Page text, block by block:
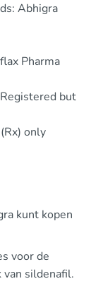
Abhigra
Pharma
but
only
kunt kopen
voor de
van sildenafil.